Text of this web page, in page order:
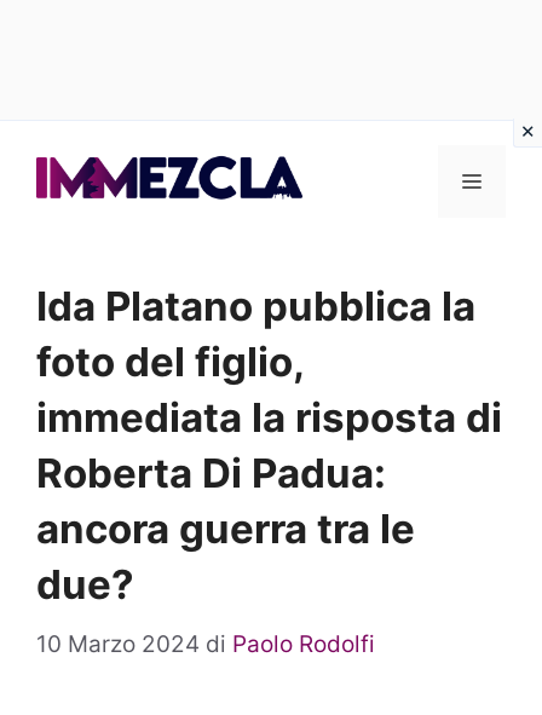
Menu
Ida Platano pubblica la
foto del figlio,
immediata la risposta di
Roberta Di Padua:
ancora guerra tra le
due?
10 Marzo 2024 di Paolo Rodolfi